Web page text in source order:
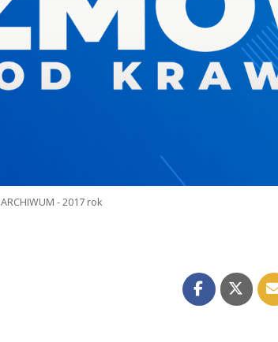
ARCHIWUM - 2017 rok